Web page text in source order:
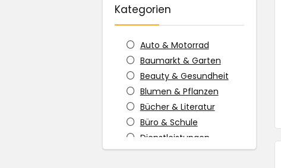
Kategorien
Auto & Motorrad
Baumarkt & Garten
Beauty & Gesundheit
Blumen & Pflanzen
Bücher & Literatur
Büro & Schule
Dienstleistungen
Elektronik